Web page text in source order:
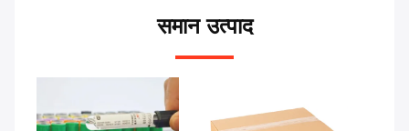
समान उत्पाद